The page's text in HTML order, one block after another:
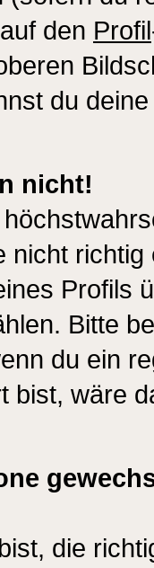
den Profil
du
nicht!
nicht
Profils
Bitte
du ein
bist, wäre
die